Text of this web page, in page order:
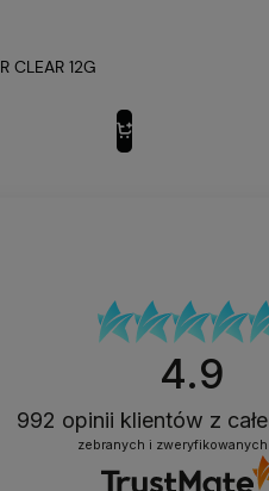
Testowany
NAZWA PRODUKTU
KOD PRODUKTU
CLEAR 12G
4.9
992 opinii klientów z
zebranych i